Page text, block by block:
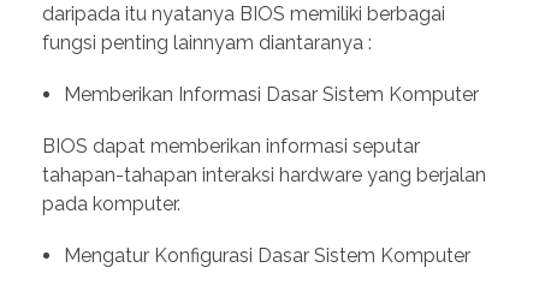
daripada itu nyatanya BIOS memiliki berbagai
fungsi penting lainnyam diantaranya :
Memberikan Informasi Dasar Sistem Komputer
BIOS dapat memberikan informasi seputar
tahapan-tahapan interaksi hardware yang berjalan
pada komputer.
Mengatur Konfigurasi Dasar Sistem Komputer